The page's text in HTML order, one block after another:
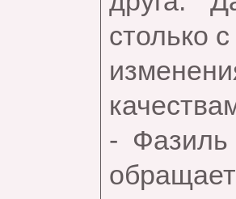
столько
- Фазиль